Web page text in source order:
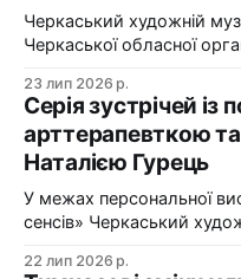
Черкаський художній
Черкаської обласної
імена». Виставка «Незабутні імена» — це мистецька
подорож у творчий
життєвий шлях вже
сьогодні продовжує
23 лип 2026 р.
Серія зустрічей із
арттерапевткою
Наталією Гурець
У межах персональної
сенсів» Черкаський
авторкою виставки Наталією
22 лип 2026 р.